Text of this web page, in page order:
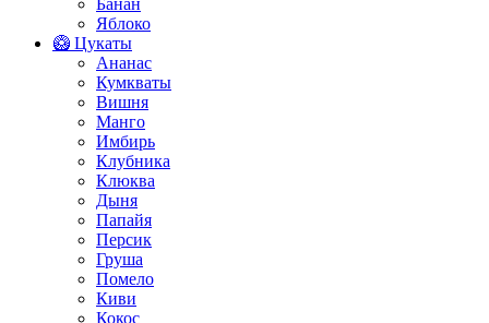
Яблоко
🥝 Цукаты
Ананас
Кумкваты
Вишня
Манго
Имбирь
Клубника
Клюква
Дыня
Папайя
Персик
Груша
Помело
Киви
Кокос